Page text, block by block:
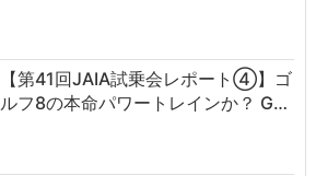
【第41回JAIA試乗会レポート④】ゴ
ルフ8の本命パワートレインか？ G…